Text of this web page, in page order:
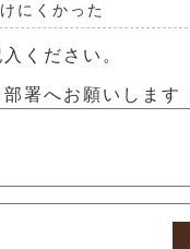
にくかった
ください。
署へお願いしま